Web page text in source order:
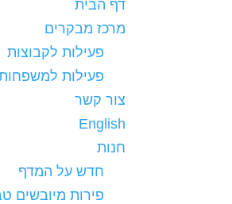
דף הבית
מרכז מבקרים
פעילות לקבוצות
פעילות
צור קשר
English
חנות
חדש על המדף
פירות מיובשים